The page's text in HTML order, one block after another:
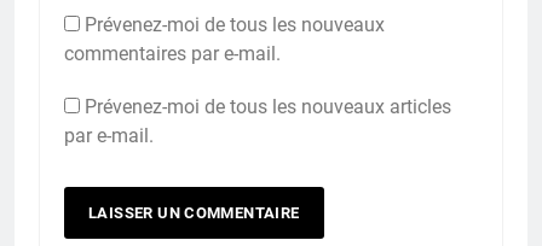
Prévenez-moi de tous les nouveaux
commentaires par e-mail.
Prévenez-moi de tous les nouveaux articles
par e-mail.